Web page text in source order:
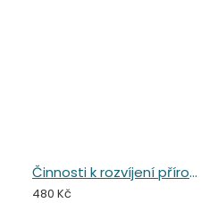
Činnosti k rozvíjení přírodovědné gramotnosti v předškolním vzdělávání
480 Kč